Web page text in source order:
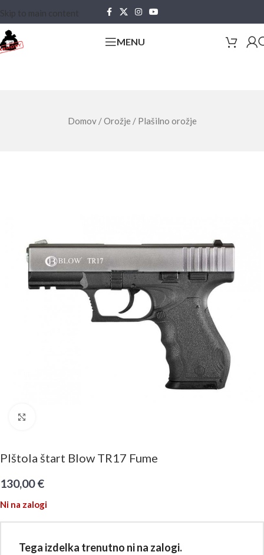
Skip to main content
MENU
Domov /Orožje / Plašilno orožje
PIštola štart Blow TR17 Fume
130,00€
Ni na zalogi
Tega izdelka trenutno ni na zalogi.